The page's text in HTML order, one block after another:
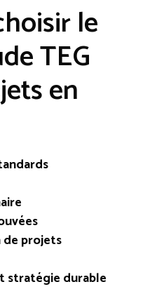
le
TEG
en
de projets
stratégie durable